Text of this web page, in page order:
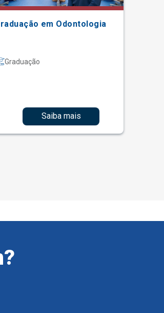
em Odontologia
Graduação
Saiba mais